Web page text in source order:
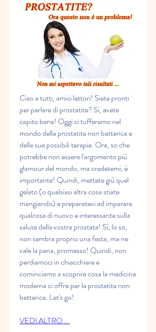
Ciao a tutti, amici lettori! Siete pronti
per parlare di prostatite? Sì, avete
capito bene! Oggi ci tufferemo nel
mondo della prostatite non batterica e
delle sue possibili terapie. Ora, so che
potrebbe non essere l'argomento più
glamour del mondo, ma credetemi, è
importante! Quindi, mettete giù quel
gelato (o qualsiasi altra cosa stiate
mangiando) e preparatevi ad imparare
qualcosa di nuovo e interessante sulla
salute della vostra prostata! Sì, lo so,
non sembra proprio una festa, ma ne
vale la pena, promesso! Quindi, non
perdiamoci in chiacchiere e
cominciamo a scoprire cosa la medicina
moderna ci offre per la prostatite non
batterica. Let's go!
VEDI ALTRO ...